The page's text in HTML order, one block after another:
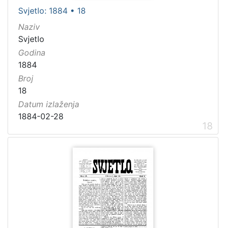
Svjetlo: 1884 • 18
Naziv
Svjetlo
Godina
1884
Broj
18
Datum izlaženja
1884-02-28
18